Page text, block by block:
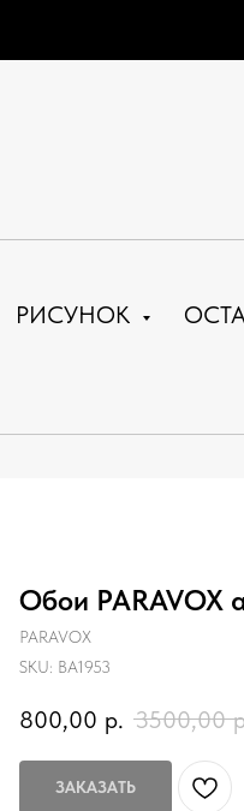
РИСУНОК
Обои PARAVOX
PARAVOX
SKU: BA1953
800,00 р. 3500,00
ЗАКАЗАТЬ